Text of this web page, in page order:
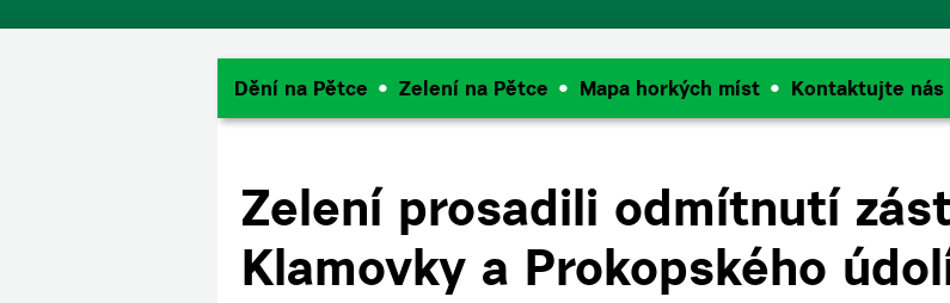
Dění na Pětce Zelení na Pětce Mapa horkých míst Kontaktujte nás
Zelení prosadili odmítnutí
Klamovky a Prokopského